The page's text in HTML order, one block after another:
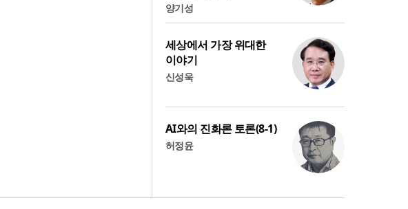
양기성
세상에서 가장 위대한
이야기
신성욱
AI와의 진화론 토론(8-1)
허정윤